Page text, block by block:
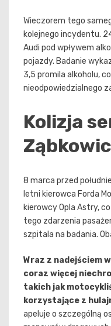
Wieczorem tego
kolejnego incydentu.
Audi pod wpływem
pojazdy. Badanie
3,5 promila alkoholu,
nieodpowiedzialnego
Kolizja
8 marca przed
letni kierowca Forda
kierowcy Opla Astry,
tego zdarzenia
szpitala na badania.
Wraz z nadejściem
coraz więcej
takich jak
korzystające z
apeluje o szczególną